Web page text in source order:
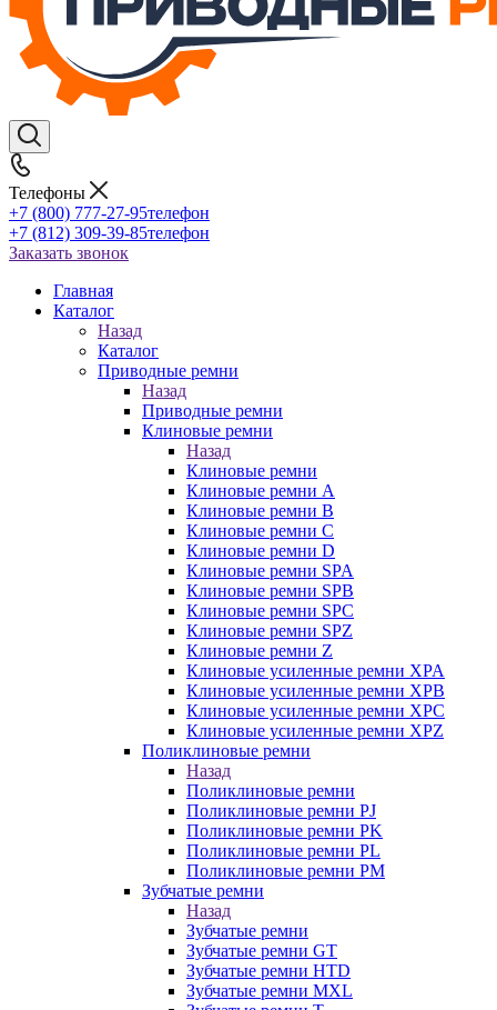
Телефоны
+7 (800) 777-27-95телефон
+7 (812) 309-39-85телефон
Заказать звонок
Главная
Каталог
Назад
Каталог
Приводные ремни
Назад
Приводные ремни
Клиновые ремни
Назад
Клиновые ремни
Клиновые ремни A
Клиновые ремни B
Клиновые ремни C
Клиновые ремни D
Клиновые ремни SPA
Клиновые ремни SPB
Клиновые ремни SPC
Клиновые ремни SPZ
Клиновые ремни Z
Клиновые усиленные ремни XPA
Клиновые усиленные ремни XPB
Клиновые усиленные ремни XPC
Клиновые усиленные ремни XPZ
Поликлиновые ремни
Назад
Поликлиновые ремни
Поликлиновые ремни PJ
Поликлиновые ремни PK
Поликлиновые ремни PL
Поликлиновые ремни PM
Зубчатые ремни
Назад
Зубчатые ремни
Зубчатые ремни GT
Зубчатые ремни HTD
Зубчатые ремни MXL